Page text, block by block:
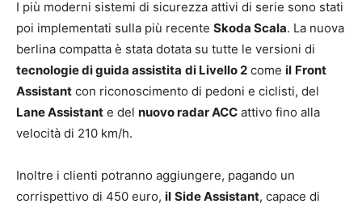
I più moderni sistemi di sicurezza attivi di serie sono stati
poi implementati sulla più recente Skoda Scala. La nuova
berlina compatta è stata dotata su tutte le versioni di
tecnologie di guida assistita di Livello 2 come il Front
Assistant con riconoscimento di pedoni e ciclisti, del
Lane Assistant e del nuovo radar ACC attivo fino alla
velocità di 210 km/h.
Inoltre i clienti potranno aggiungere, pagando un
corrispettivo di 450 euro, il Side Assistant, capace di